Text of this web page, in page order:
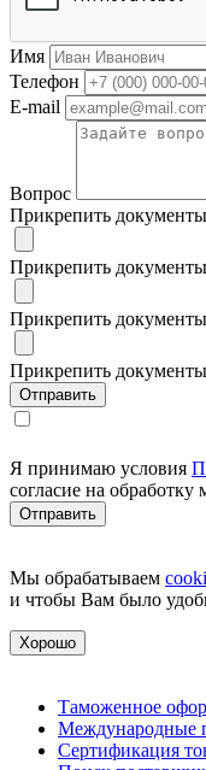
Имя
Телефон
E-mail
Вопрос
Прикрепить
Прикрепить
Прикрепить
Прикрепить
Я принимаю условия
согласие на
Мы обрабатываем
и чтобы Вам было
Хорошо
Таможенное
Международные
Сертификация